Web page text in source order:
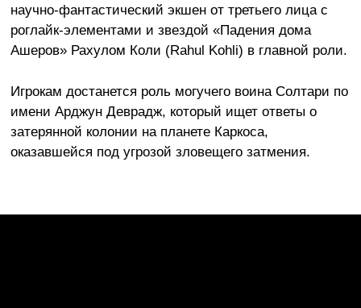
научно-фантастический экшен от третьего лица с
роглайк-элементами и звездой «Падения дома
Ашеров» Рахулом Коли (Rahul Kohli) в главной роли.
Игрокам достанется роль могучего воина Солтари по
имени Арджун Деврадж, который ищет ответы о
затерянной колонии на планете Каркоса,
оказавшейся под угрозой зловещего затмения.